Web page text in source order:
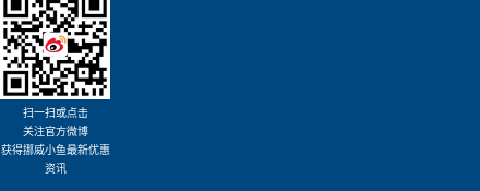
扫一扫或点击
关注官方微博
获得挪威小鱼最新优惠
资讯